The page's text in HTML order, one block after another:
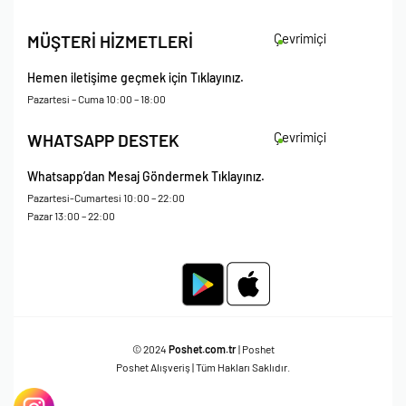
Çerez Politikası
Kişisel Verileri Koruma – Çerez ve Ticari İletişim Açık Rıza Metni
Mesafeli Satış Sözleşmesi
MÜŞTERİ HİZMETLERİ Çevrimiçi
Hemen iletişime geçmek için Tıklayınız.
Pazartesi – Cuma 10:00 – 18:00
WHATSAPP DESTEK Çevrimiçi
Whatsapp’dan Mesaj Göndermek Tıklayınız.
Pazartesi-Cumartesi 10:00 – 22:00
Pazar 13:00 – 22:00
© 2024 Poshet.com.tr| Poshet
Poshet Alışveriş | Tüm Hakları Saklıdır.